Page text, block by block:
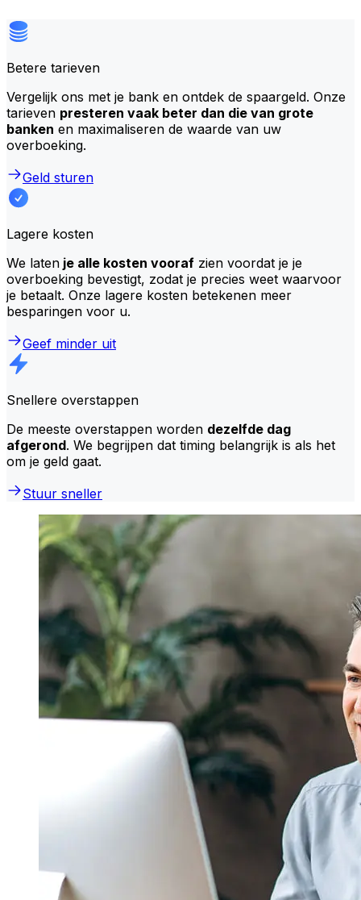
Betere tarieven
Vergelijk ons met je bank en ontdek de spaargeld. Onze
tarieven presteren vaak beter dan die van grote
banken en maximaliseren de waarde van uw
overboeking.
Geld sturen
Lagere kosten
We laten je alle kosten vooraf zien voordat je je
overboeking bevestigt, zodat je precies weet waarvoor
je betaalt. Onze lagere kosten betekenen meer
besparingen voor u.
Geef minder uit
Snellere overstappen
De meeste overstappen worden dezelfde dag
afgerond. We begrijpen dat timing belangrijk is als het
om je geld gaat.
Stuur sneller